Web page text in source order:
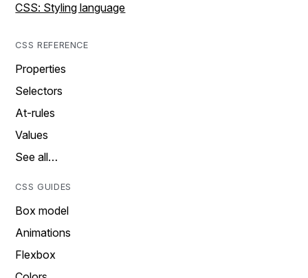
CSS: Styling language
CSS REFERENCE
Properties
Selectors
At-rules
Values
See all…
CSS GUIDES
Box model
Animations
Flexbox